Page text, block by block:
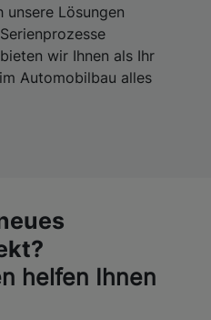
unsere Lösungen
wir Ihnen als Ihr
Automobilbau alles
helfen Ihnen